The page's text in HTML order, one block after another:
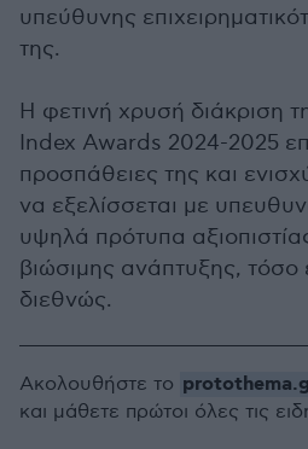
υπεύθυνης
της.
Η φετινή χρυσή
Index Awards 2024-2025
προσπάθειες της και
να εξελίσσεται με
υψηλά πρότυπα
βιώσιμης ανάπτυξης, τόσο
διεθνώς.
Ακολουθήστε το
και μάθετε πρώτοι όλες τις